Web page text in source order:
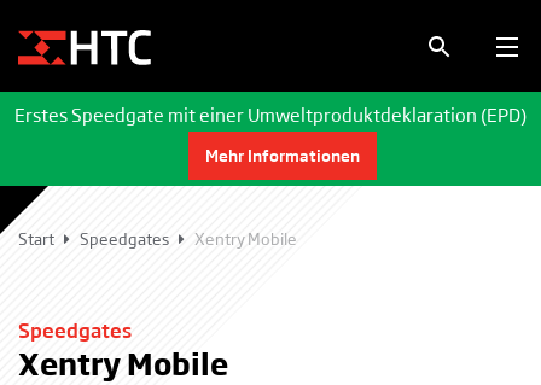
Erstes Speedgate mit einer Umweltproduktdeklaration (EPD)
Mehr Informationen
Start Speedgates Xentry Mobile
Speedgates
Xentry Mobile